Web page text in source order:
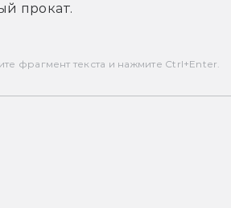
прокат.
фрагмент текста и нажмите Ctrl+Enter.